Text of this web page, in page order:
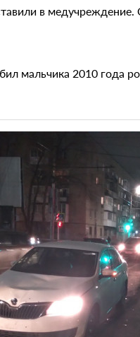
в
мальчика 2010 года